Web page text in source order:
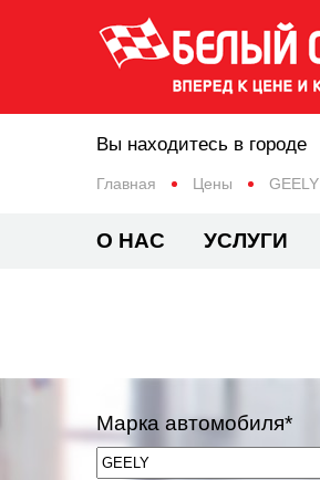
Главная Цены GEELY
Вы находитесь в городе
О НАС УСЛУГИ
Марка автомобиля*